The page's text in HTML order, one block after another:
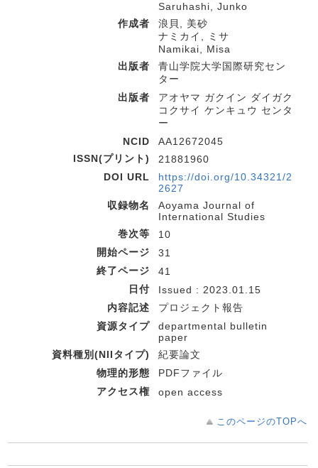
Saruhashi, Junko
作成者
浪貝, 美砂
ナミカイ, ミサ
Namikai, Misa
出版者
青山学院大学国際研究セン
ター
出版者
アオヤマ ガクイン ダイガク
コクサイ ケンキュウ センタ
ー
NCID
AA12672045
ISSN(プリント)
21881960
DOI URL
https://doi.org/10.34321/2
2627
収録物名
Aoyama Journal of
International Studies
巻次等
10
開始ページ
31
終了ページ
41
日付
Issued : 2023.01.15
内容記述
プロジェクト報告
資源タイプ
departmental bulletin
paper
資料種別(NIIタイプ)
紀要論文
物理的形態
PDFファイル
アクセス権
open access
このページのTOPへ